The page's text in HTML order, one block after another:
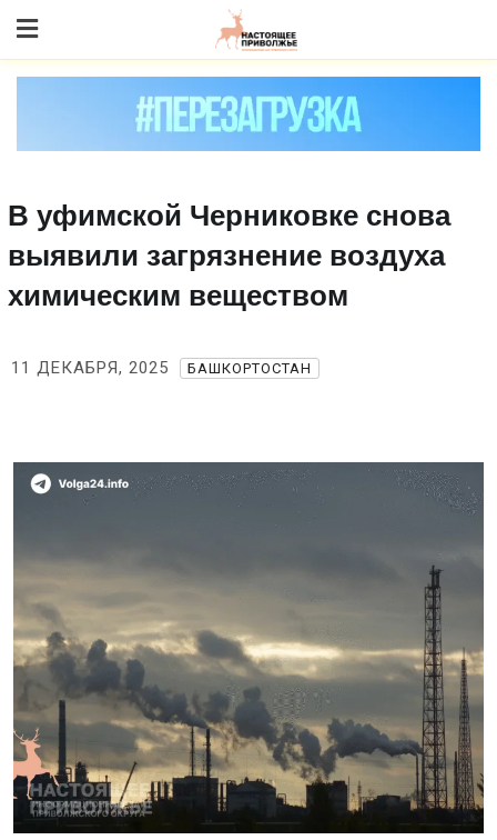
to content
В уфимской Черниковке снова
выявили загрязнение воздуха
химическим веществом
11 ДЕКАБРЯ, 2025 БАШКОРТОСТАН